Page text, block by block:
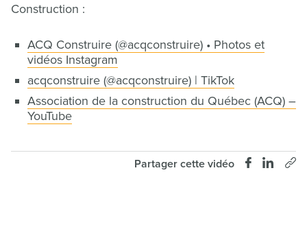
Construction :
ACQ Construire (@acqconstruire) • Photos et
vidéos Instagram
acqconstruire (@acqconstruire) | TikTok
Association de la construction du Québec (ACQ) –
YouTube
Partager cette vidéo